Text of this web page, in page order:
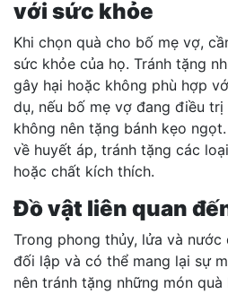
với sức khỏe
Khi chọn quà cho bố mẹ vợ,
sức khỏe của họ. Tránh tặng
gây hại hoặc không phù hợp
dụ, nếu bố mẹ vợ đang điều
không nên tặng bánh kẹo
về huyết áp, tránh tặng các
hoặc chất kích thích.
Đồ vật liên quan
Trong phong thủy, lửa và
đối lập và có thể mang lại sự
nên tránh tặng những món